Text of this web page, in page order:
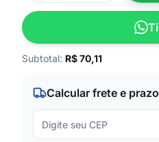
Subtotal: R$70,11
Calcular frete e prazo